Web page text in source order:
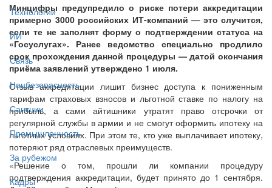
Технологии
ИИ
Связь
Нацбезопасность
Санкции
Промышленность
За рубежом
Кадры
Минцифры предупредило о риске потери аккредитации
примерно 3000 российских ИТ-компаний — это случится,
если те не заполнят форму о подтверждении статуса на
«Госуслугах». Ранее ведомство специально продлило
срок прохождения данной процедуры — датой окончания
приёма заявлений утверждено 1 июля.
Отзыв аккредитации лишит бизнес доступа к пониженным
тарифам страховых взносов и льготной ставке по налогу на
прибыль, а сами айтишники утратят право отсрочки от
регулярной службы в армии и не смогут оформить ипотеку на
льготных условиях. При этом те, кто уже выплачивает ипотеку,
потеряют ряд отраслевых преимуществ.
«Решение о том, прошли ли компании процедуру
подтверждения аккредитации, будет принято до 1 сентября.